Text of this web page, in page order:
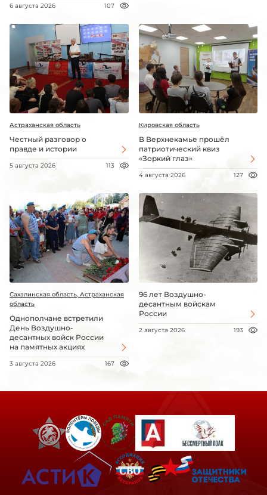
6 августа 2026 107
Астраханская область
Честный разговор о
правде и истории
5 августа 2026 113
Кировская область
В Верхнекамье прошёл
патриотический квиз
«Зоркий глаз»
4 августа 2026 127
Сахалинская область, Астраханская
область
Однополчане встретили
День Воздушно-
десантных войск России
на памятных акциях
3 августа 2026 167
96 лет Воздушно-
десантным войскам
России
2 августа 2026 193